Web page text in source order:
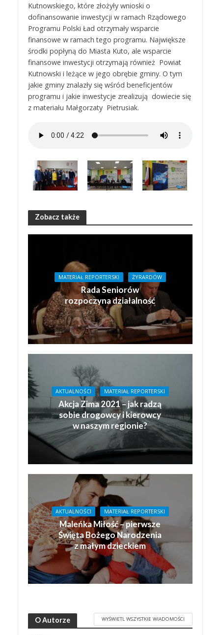
Kutnowskiego, które złożyły wnioski o
dofinansowanie inwestycji w ramach Rządowego
Programu Polski Ład otrzymały wsparcie
finansowe w ramach tego programu. Największe
środki popłyną do Miasta Kuto, ale wsparcie
finansowe inwestycji otrzymają również Powiat
Kutnowski i leżące w jego obrębie gminy. O tym
jakie gminy znalazły się wśród beneficjentów
programu i jakie inwestycje zrealizują dowiecie się
z materiału Małgorzaty Pietrusiak.
Zobacz także
MATERIAŁ REPORTERSKI ŻYRARDÓW
Rada Seniorów
rozpoczyna działalność
AKTUALNOŚCI MATERIAŁ REPORTERSKI
Akcja Zima 2021 – jak radzą
sobie drogowcy i kierowcy
w naszym regionie?
AKTUALNOŚCI MATERIAŁ REPORTERSKI
Maleńka Miłość – pierwsze
Święta Bożego Narodzenia
z małym dzieckiem
O Autorze WYŚWIETL WSZYSTKIE WIADOMOŚCI